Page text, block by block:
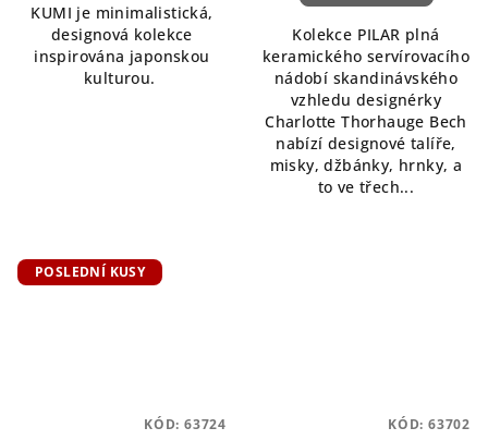
KUMI je minimalistická,
designová kolekce
inspirována japonskou
kulturou.
Kolekce PILAR plná
keramického servírovacího
nádobí skandinávského
vzhledu designérky
Charlotte Thorhauge Bech
nabízí designové talíře,
misky, džbánky, hrnky, a
to ve třech...
POSLEDNÍ KUSY
KÓD: 63724 KÓD: 63702